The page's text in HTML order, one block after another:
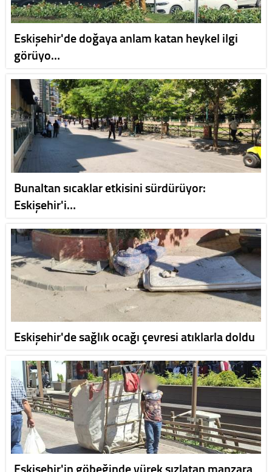
Eskişehir'de doğaya anlam katan heykel ilgi
görüyo…
Bunaltan sıcaklar etkisini sürdürüyor:
Eskişehir'i…
Eskişehir'de sağlık ocağı çevresi atıklarla doldu
Eskişehir'in göbeğinde yürek sızlatan manzara